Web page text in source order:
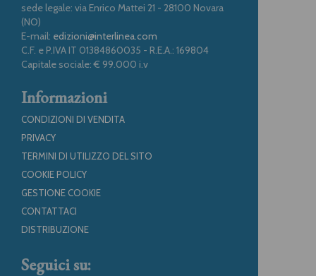
sede legale: via Enrico Mattei 21 - 28100 Novara
(NO)
E-mail: edizioni@interlinea.com
C.F. e P.IVA IT 01384860035 - R.E.A.: 169804
Capitale sociale: € 99.000 i.v
Informazioni
CONDIZIONI DI VENDITA
PRIVACY
TERMINI DI UTILIZZO DEL SITO
COOKIE POLICY
GESTIONE COOKIE
CONTATTACI
DISTRIBUZIONE
Seguici su: